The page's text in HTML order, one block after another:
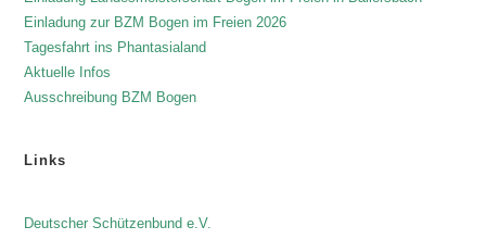
Einladung zur BZM Bogen im Freien 2026
Tagesfahrt ins Phantasialand
Aktuelle Infos
Ausschreibung BZM Bogen
Links
Deutscher Schützenbund e.V.